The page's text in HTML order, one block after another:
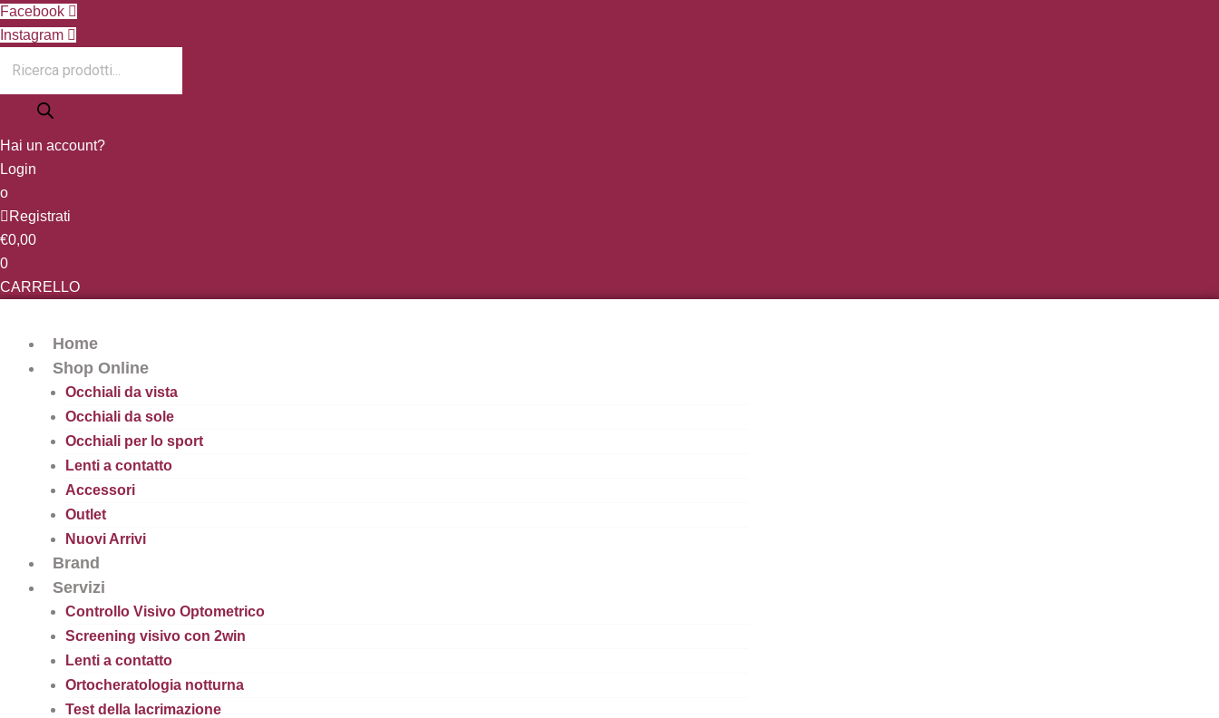
Vai
al
Facebook
Instagram
Products
search
Hai un account?
Login
o
Registrati
€0,00
0
CARRELLO
Home
Shop Online
Occhiali da vista
Occhiali da sole
Occhiali per lo sport
Lenti a contatto
Accessori
Outlet
Nuovi Arrivi
Brand
Servizi
Controllo Visivo Optometrico
Screening visivo con 2win
Lenti a contatto
Ortocheratologia notturna
Test della lacrimazione